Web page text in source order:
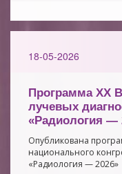
18-05-2026
Программа XX
лучевых
«Радиология —
Опубликована
национального
«Радиология — 2026»